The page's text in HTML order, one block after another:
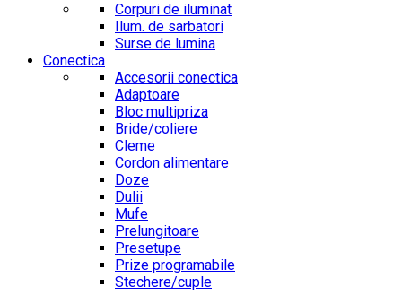
Corpuri de iluminat
Ilum. de sarbatori
Surse de lumina
Conectica
Accesorii conectica
Adaptoare
Bloc multipriza
Bride/coliere
Cleme
Cordon alimentare
Doze
Dulii
Mufe
Prelungitoare
Presetupe
Prize programabile
Stechere/cuple